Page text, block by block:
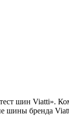
шин Viatti».
шины бренда